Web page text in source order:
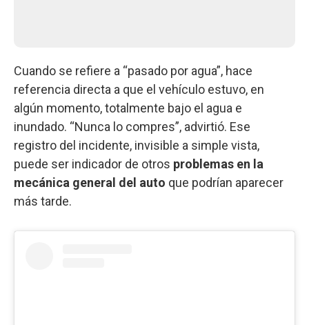
Cuando se refiere a “pasado por agua”, hace
referencia directa a que el vehículo estuvo, en
algún momento, totalmente bajo el agua e
inundado. “Nunca lo compres”, advirtió. Ese
registro del incidente, invisible a simple vista,
puede ser indicador de otros problemas en la
mecánica general del auto que podrían aparecer
más tarde.